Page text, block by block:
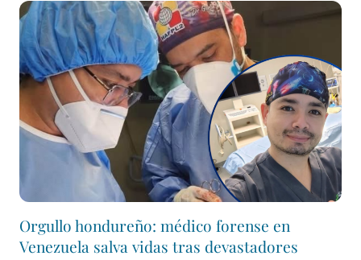
Orgullo hondureño: médico forense en
Venezuela salva vidas tras devastadores